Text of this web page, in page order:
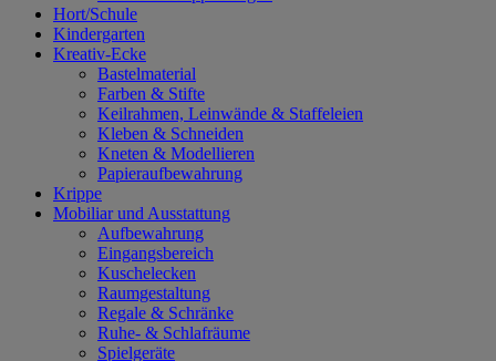
Hort/Schule
Kindergarten
Kreativ-Ecke
Bastelmaterial
Farben & Stifte
Keilrahmen, Leinwände & Staffeleien
Kleben & Schneiden
Kneten & Modellieren
Papieraufbewahrung
Krippe
Mobiliar und Ausstattung
Aufbewahrung
Eingangsbereich
Kuschelecken
Raumgestaltung
Regale & Schränke
Ruhe- & Schlafräume
Spielgeräte